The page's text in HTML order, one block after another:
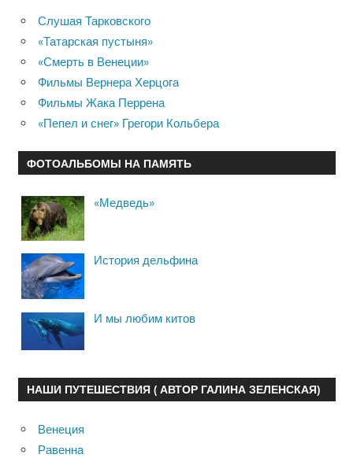
Слушая Тарковского
«Татарская пустыня»
«Смерть в Венеции»
Фильмы Вернера Херцога
Фильмы Жака Перрена
«Пепел и снег» Грегори Кольбера
ФОТОАЛЬБОМЫ НА ПАМЯТЬ
«Медведь»
История дельфина
И мы любим китов
НАШИ ПУТЕШЕСТВИЯ ( АВТОР ГАЛИНА ЗЕЛЕНСКАЯ)
Венеция
Равенна